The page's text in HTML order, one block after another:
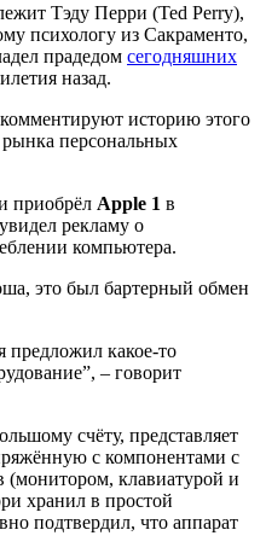
Тэду Перри (Ted Perry),
психологу из Сакраменто,
прадедом сегодняшних
назад.
историю этого
рынка персональных
приобрёл Apple 1 в
рекламу о
компьютера.
это был бартерный обмен
предложил какое-то
– говорит
счёту, представляет
с компонентами с
клавиатурой и
хранил в простой
подтвердил, что аппарат